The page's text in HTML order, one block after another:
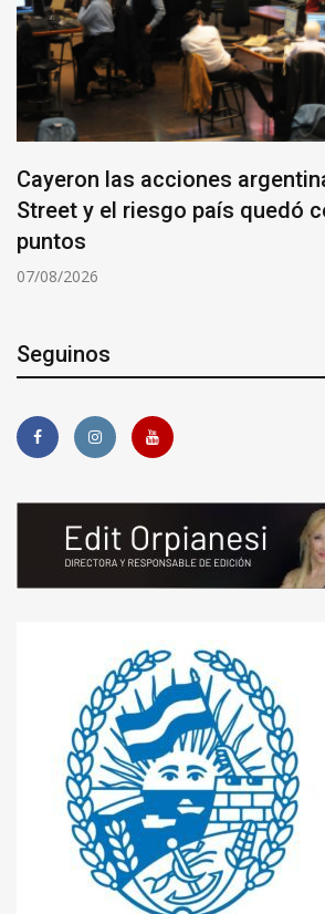
Cayeron las acciones
Street y el riesgo país quedó
puntos
07/08/2026
Seguinos